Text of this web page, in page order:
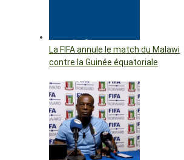
La FIFA annule le match du Malawi
contre la Guinée équatoriale